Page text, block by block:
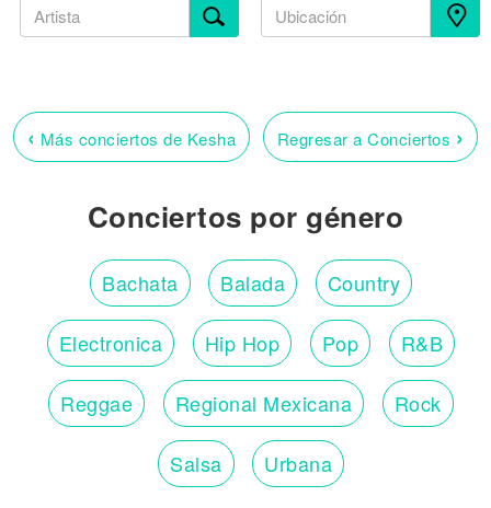
‹ Más conciertos de Kesha Regresar a Conciertos ›
Conciertos por género
Bachata Balada Country
Electronica Hip Hop Pop R&B
Reggae Regional Mexicana Rock
Salsa Urbana